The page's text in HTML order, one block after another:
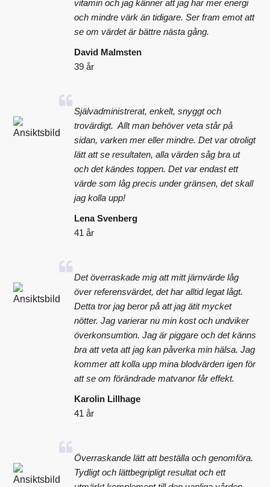
vitamin och jag känner att jag har mer energi
och mindre värk än tidigare. Ser fram emot att
se om värdet är bättre nästa gång.
David Malmsten
39 år
Självadministrerat, enkelt, snyggt och
trovärdigt. Allt man behöver veta står på
sidan, varken mer eller mindre. Det var otroligt
lätt att se resultaten, alla värden såg bra ut
och det kändes toppen. Det var endast ett
värde som låg precis under gränsen, det skall
jag kolla upp!
Lena Svenberg
41 år
Det överraskade mig att mitt järnvärde låg
över referensvärdet, det har alltid legat lågt.
Detta tror jag beror på att jag ätit mycket
nötter. Jag varierar nu min kost och undviker
överkonsumtion. Jag är piggare och det känns
bra att veta att jag kan påverka min hälsa. Jag
kommer att kolla upp mina blodvärden igen för
att se om förändrade matvanor får effekt.
Karolin Lillhage
41 år
Överraskande lätt att beställa och genomföra.
Tydligt och lättbegripligt resultat och ett